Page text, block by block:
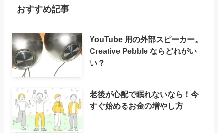
おすすめ記事
YouTube 用の外部スピーカー。
Creative Pebble ならどれがい
い？
老後が心配で眠れないなら！今
すぐ始めるお金の増やし方